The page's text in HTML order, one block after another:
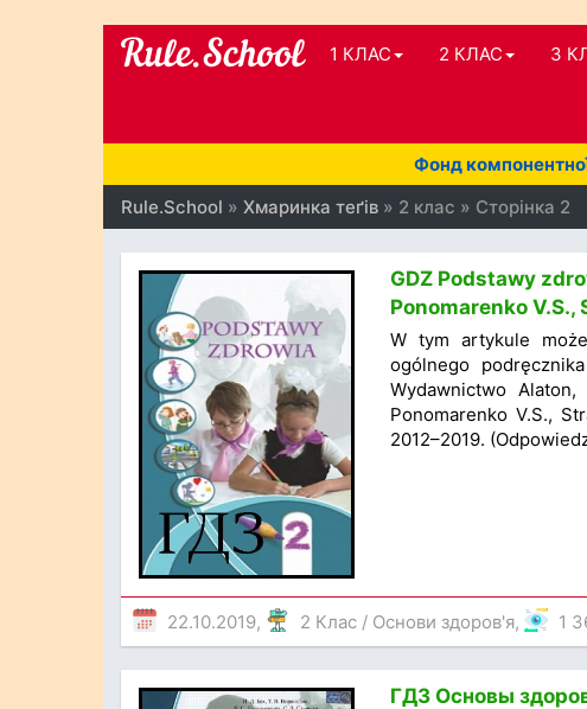
1 КЛАС 2 КЛАС 3
Фонд
Rule.School » Хмаринка теґів » 2 клас » Сторінка 2
GDZ Podstawy
Ponomarenko V.S.,
W tym artykule
ogólnego
Wydawnictwo
Ponomarenko V.S.,
2012–2019.
22.10.2019, 2 Клас / Основи здоров'я, 1
ГДЗ Основы